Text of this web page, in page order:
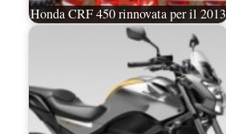
Honda CRF 450 rinnovata per il 2013